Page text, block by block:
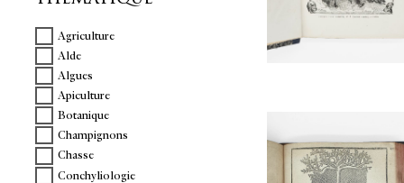
Agriculture
Alde
Algues
Apiculture
Botanique
Champignons
Chasse
Conchyliologie